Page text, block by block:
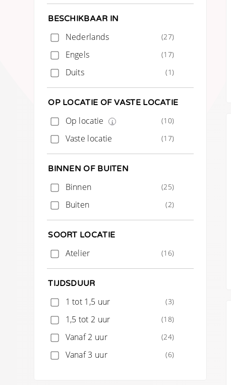
BESCHIKBAAR IN
Nederlands (27)
Engels (17)
Duits (1)
OP LOCATIE OF VASTE LOCATIE
Op locatie (10)
Vaste locatie (17)
BINNEN OF BUITEN
Binnen (25)
Buiten (2)
SOORT LOCATIE
Atelier (16)
TIJDSDUUR
1 tot 1,5 uur (3)
1,5 tot 2 uur (18)
Vanaf 2 uur (24)
Vanaf 3 uur (6)